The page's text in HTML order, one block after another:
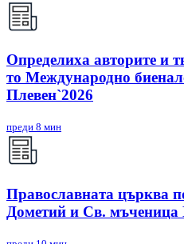
Определиха авторите и
то Международно
Плевен`2026
преди 8 мин
Православната църква
Дометий и Св. мъченица